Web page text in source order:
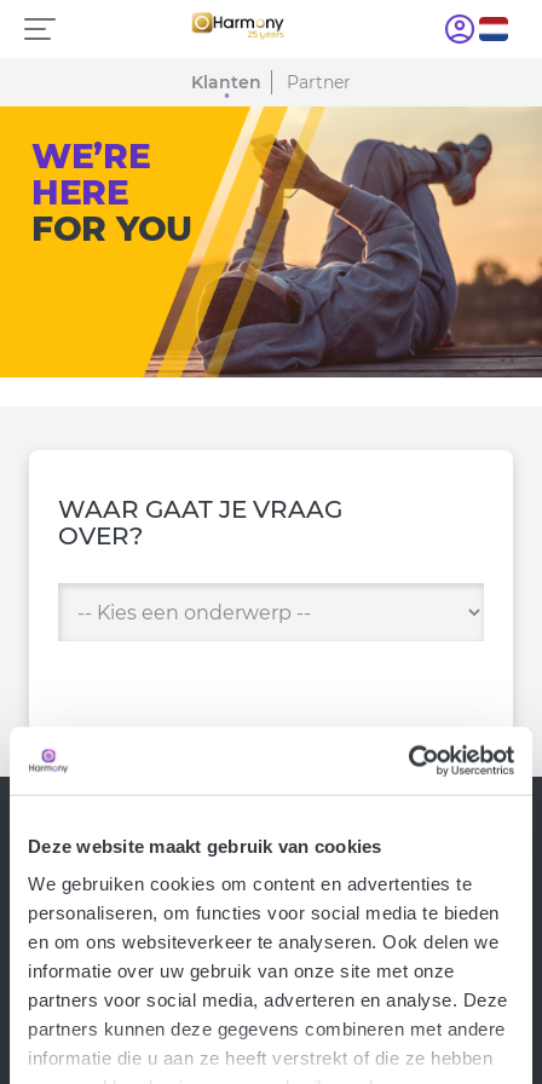
Deze website maakt gebruik van cookies
We gebruiken cookies om content en advertenties te
personaliseren, om functies voor social media te bieden
en om ons websiteverkeer te analyseren. Ook delen we
informatie over uw gebruik van onze site met onze
partners voor social media, adverteren en analyse. Deze
partners kunnen deze gegevens combineren met andere
informatie die u aan ze heeft verstrekt of die ze hebben
Klanten Partner
WE’RE
HERE
FOR YOU
WAAR GAAT JE VRAAG
OVER?
Schade melden
Diefstal melden
Wijzigingen doorgeven
Veelgestelde vragen
Klacht indienen
Informatie